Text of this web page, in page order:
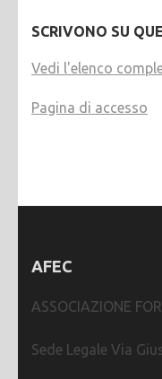
SCRIVONO SU
Vedi l'elenco
Pagina di accesso
AFEC
ASSOCIAZIONE
Sede Legale Via